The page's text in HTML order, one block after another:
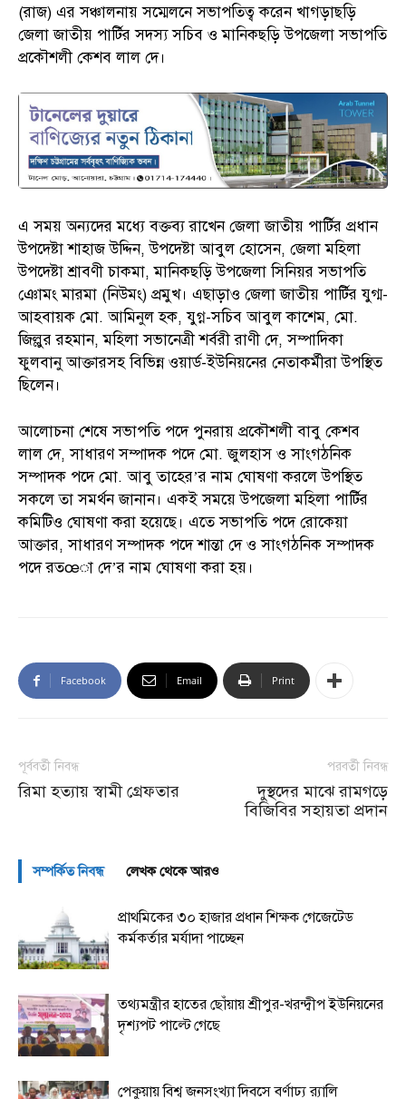
(রাজ) এর সঞ্চালনায় সম্মেলনে সভাপতিত্ব করেন খাগড়াছড়ি
জেলা জাতীয় পার্টির সদস্য সচিব ও মানিকছড়ি উপজেলা সভাপতি
প্রকৌশলী কেশব লাল দে।
এ সময় অন্যদের মধ্যে বক্তব্য রাখেন জেলা জাতীয় পার্টির প্রধান
উপদেষ্টা শাহাজ উদ্দিন, উপদেষ্টা আবুল হোসেন, জেলা মহিলা
উপদেষ্টা শ্রাবণী চাকমা, মানিকছড়ি উপজেলা সিনিয়র সভাপতি
ঞোমং মারমা (নিউমং) প্রমুখ। এছাড়াও জেলা জাতীয় পার্টির যুগ্ম-
আহবায়ক মো. আমিনুল হক, যুগ্ন-সচিব আবুল কাশেম, মো.
জিল্লুর রহমান, মহিলা সভানেত্রী শর্বরী রাণী দে, সম্পাদিকা
ফুলবানু আক্তারসহ বিভিন্ন ওয়ার্ড-ইউনিয়নের নেতাকর্মীরা উপস্থিত
ছিলেন।
আলোচনা শেষে সভাপতি পদে পুনরায় প্রকৌশলী বাবু কেশব
লাল দে, সাধারণ সম্পাদক পদে মো. জুলহাস ও সাংগঠনিক
সম্পাদক পদে মো. আবু তাহের’র নাম ঘোষণা করলে উপস্থিত
সকলে তা সমর্থন জানান। একই সময়ে উপজেলা মহিলা পার্টির
কমিটিও ঘোষণা করা হয়েছে। এতে সভাপতি পদে রোকেয়া
আক্তার, সাধারণ সম্পাদক পদে শান্তা দে ও সাংগঠনিক সম্পাদক
পদে রতœা দে’র নাম ঘোষণা করা হয়।
Facebook Email Print
পূর্ববর্তী নিবন্ধ
রিমা হত্যায় স্বামী গ্রেফতার
পরবর্তী নিবন্ধ
দুস্থদের মাঝে রামগড়ে
বিজিবির সহায়তা প্রদান
সম্পর্কিত নিবন্ধ লেখক থেকে আরও
প্রাথমিকের ৩০ হাজার প্রধান শিক্ষক গেজেটেড
কর্মকর্তার মর্যাদা পাচ্ছেন
তথ্যমন্ত্রীর হাতের ছোঁয়ায় শ্রীপুর-খরন্দ্বীপ ইউনিয়নের
দৃশ্যপট পাল্টে গেছে
পেকুয়ায় বিশ্ব জনসংখ্যা দিবসে বর্ণাঢ্য র‌্যালি